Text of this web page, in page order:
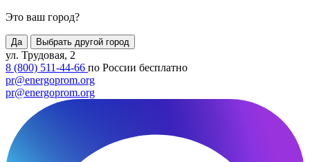
Это ваш город?
Да Выбрать другой город
ул. Трудовая, 2
8 (800) 511-44-66 по России бесплатно
pr@energoprom.org
pr@energoprom.org